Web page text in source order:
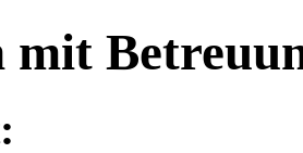
mit